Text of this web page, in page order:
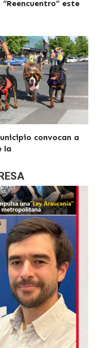
este
convocan a
la